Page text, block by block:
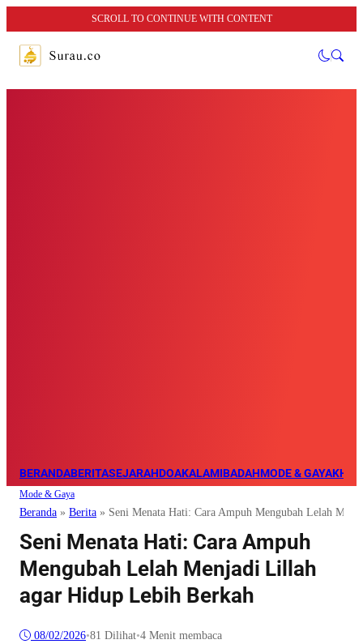
SCROLL TO CONTINUE WITH CONTENT
BERANDABERITASEJARAHDOAKALAMIBADAHMODE & GAYA
Mode & Gaya
Beranda » Berita » Seni Menata Hati: Cara Ampuh Mengubah Lelah
Seni Menata Hati: Cara Ampuh
Mengubah Lelah Menjadi Lillah
agar Hidup Lebih Berkah
08/02/2026•81 Dilihat•4 Menit membaca